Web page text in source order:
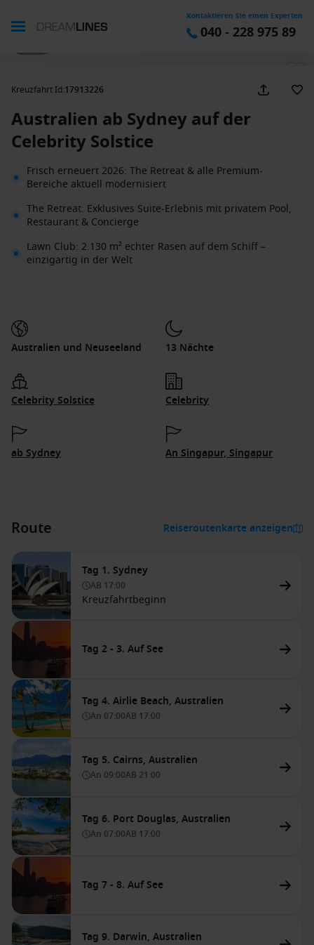
Kontaktieren Sie einen Experten
040 - 228 975 89
Kreuzfahrt Id:17913226
Australien ab Sydney auf der
Celebrity Solstice
Frisch erneuert 2026: The Retreat & alle Premium-
Bereiche aktuell modernisiert
The Retreat: Exklusives Suite-Erlebnis mit privatem Pool,
Restaurant & Concierge
Lawn Club: 2.130 m² echter Rasen auf dem Schiff –
einzigartig in der Welt
Australien und Neuseeland 13 Nächte
Celebrity Solstice Celebrity
ab Sydney An Singapur, Singapur
Route Reiseroutenkarte anzeigen
Tag 1. Sydney
AB 17:00
Kreuzfahrtbeginn
Tag 2 - 3. Auf See
Tag 4. Airlie Beach, Australien
An 07:00AB 17:00
Tag 5. Cairns, Australien
An 09:00AB 21:00
Tag 6. Port Douglas, Australien
An 07:00AB 17:00
Tag 7 - 8. Auf See
Tag 9. Darwin, Australien